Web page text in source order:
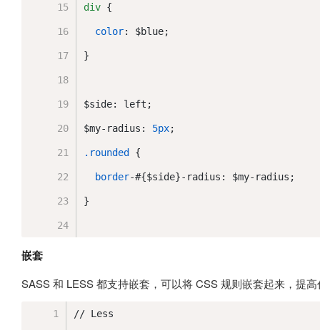
div {
color: $blue;
}
$side: left;
$my-radius: 5px;
.rounded {
border-#{$side}-radius: $my-radius;
}
嵌套
SASS 和 LESS 都支持嵌套，可以将 CSS 规则嵌套起来，提
// Less